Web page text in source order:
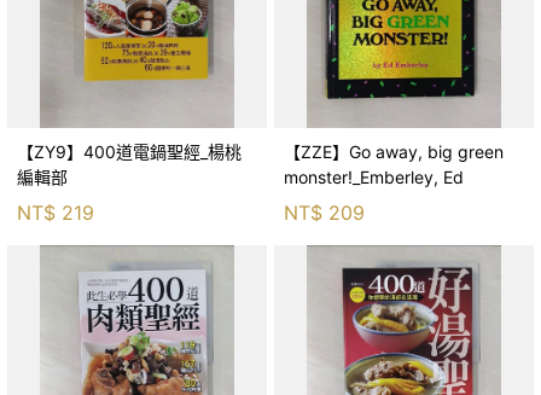
【ZY9】400道電鍋聖經_楊桃
編輯部
NT$ 219
【ZZE】Go away, big green
monster!_Emberley, Ed
NT$ 209